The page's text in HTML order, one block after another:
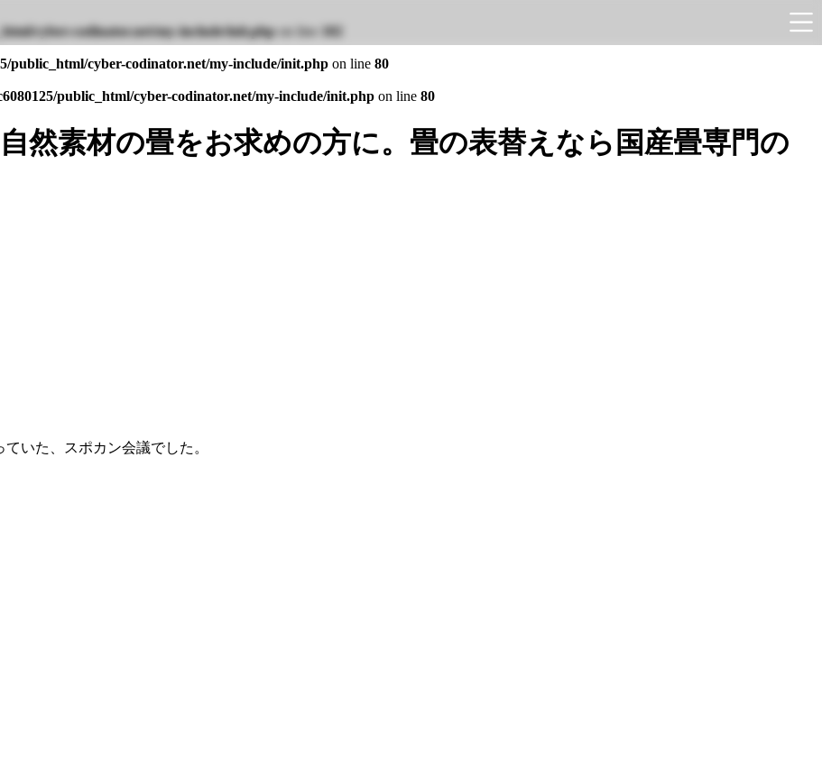
cyber-codinator.net/my-include/init.phpon line 102
public_html/cyber-codinator.net/my-include/init.php on line 80
public_html/cyber-codinator.net/my-include/init.php on line 80
然素材の畳をお求めの方に。畳の表替えなら国産畳専門の
いた、スポカン会議でした。